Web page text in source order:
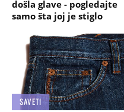
došla glave - pogledajte
samo šta joj je stiglo
SAVETI